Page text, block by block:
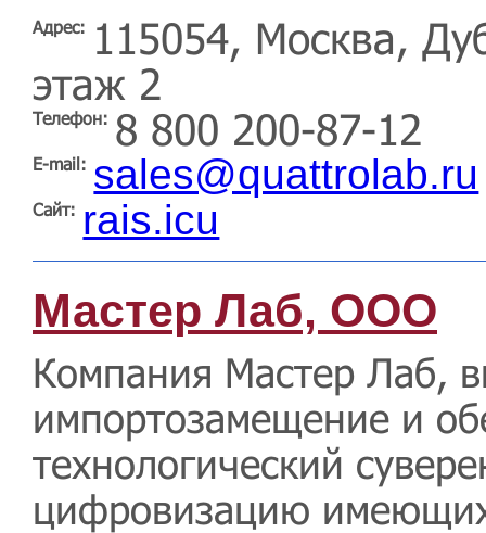
Адрес: 115054, Москва,
этаж 2
Телефон: 8 800 200-87-12
E-mail: sales@quattrolab.ru
Сайт: rais.icu
Мастер Лаб, ООО
Компания Мастер Лаб,
импортозамещение и
технологический
цифровизацию